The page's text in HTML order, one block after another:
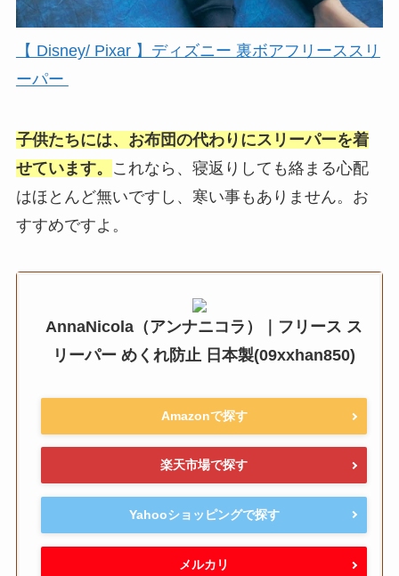
【 Disney/ Pixar 】ディズニー 裏ボアフリーススリ
ーパー
子供たちには、お布団の代わりにスリーパーを着
せています。
これなら、寝返りしても絡まる心配
はほとんど無いですし、寒い事もありません。お
すすめですよ。
AnnaNicola（アンナニコラ）｜フリース ス
リーパー めくれ防止 日本製(09xxhan850)
Amazonで探す
楽天市場で探す
Yahooショッピングで探す
メルカリ